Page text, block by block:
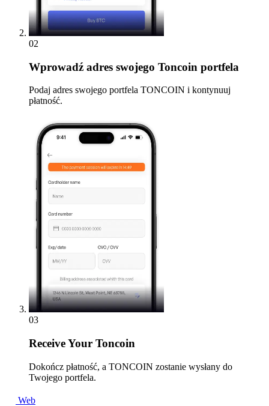
02
Wprowadź adres swojego Toncoin portfela
Podaj adres swojego portfela TONCOIN i kontynuuj
płatność.
03
ReceiveYour Toncoin
Dokończ płatność, a TONCOIN zostanie wysłany do
Twojego portfela.
Web